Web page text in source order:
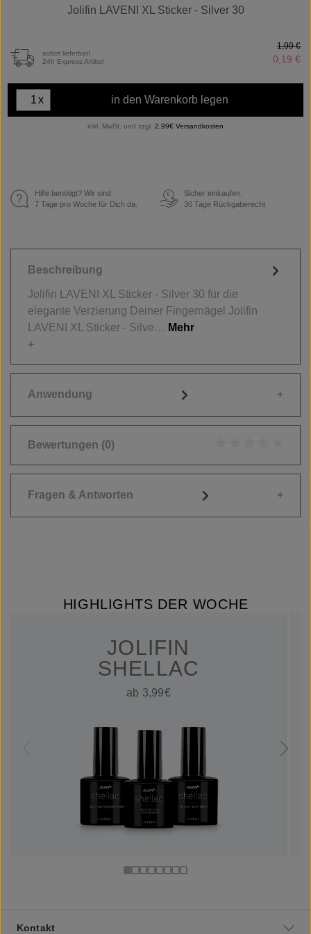
Jolifin LAVENI XL Sticker - Silver 30
sofort lieferbar!
24h Express Artikel
0,19 €
1,99 €
x in den Warenkorb legen
inkl. MwSt. und zzgl. 2,99€ Versandkosten
Hilfe benötigt? Wir sind
7 Tage pro Woche für Dich da.
€
Sicher einkaufen.
30 Tage Rückgaberecht
Beschreibung
Jolifin LAVENI XL Sticker - Silver 30 für die
elegante Verzierung Deiner Fingernägel Jolifin
LAVENI XL Sticker - Silve… Mehr
Anwendung
Bewertungen (0)
Fragen & Antworten
HIGHLIGHTS DER WOCHE
JOLIFIN
SHELLAC
ab 3,99€
Kontakt